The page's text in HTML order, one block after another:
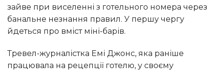
зайве при виселенні з готельного номера через
банальне незнання правил. У першу чергу
йдеться про вміст міні-барів.
Тревел-журналістка Емі Джонс, яка раніше
працювала на рецепції готелю, у своєму